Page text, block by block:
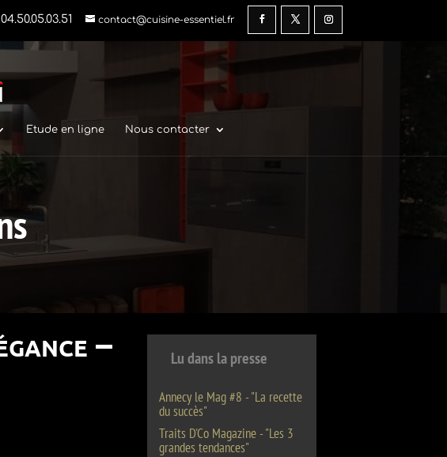
04.50.05.03.51 contact@cuisine-essentiel.fr
Etude en ligne Nous contacter
– Lu dans la presse
Annecy le Mag #8 - "La recette
du succès"
Traits D'Co Magazine - "Les 3
grandes tendances"